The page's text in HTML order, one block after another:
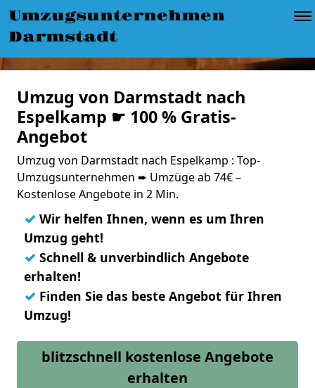
Umzugsunternehmen
Darmstadt
Umzug von Darmstadt nach
Espelkamp ☛ 100 % Gratis-
Angebot
Umzug von Darmstadt nach Espelkamp : Top-
Umzugsunternehmen ➨ Umzüge ab 74€ –
Kostenlose Angebote in 2 Min.
✓ Wir helfen Ihnen, wenn es um Ihren
Umzug geht!
✓ Schnell & unverbindlich Angebote
erhalten!
✓ Finden Sie das beste Angebot für Ihren
Umzug!
blitzschnell kostenlose Angebote
erhalten